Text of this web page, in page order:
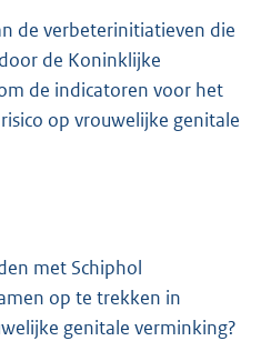
de verbeterinitiatieven die
de Koninklijke
de indicatoren voor het
op vrouwelijke genitale
met Schiphol
op te trekken in
genitale verminking?